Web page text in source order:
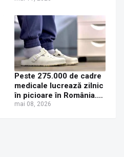
Peste 275.000 de cadre
medicale lucrează zilnic
în picioare în România.
90% dezvoltă afecțiuni
mai 08, 2026